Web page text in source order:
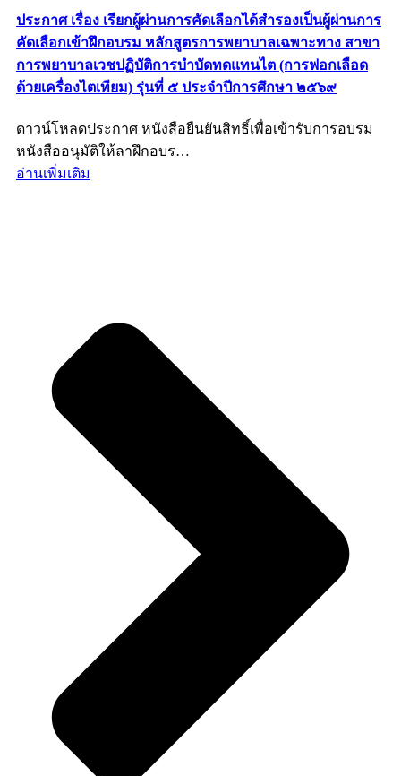
ประกาศ เรื่อง เรียกผู้ผ่านการคัดเลือกได้สำรองเป็นผู้ผ่านการ
คัดเลือกเข้าฝึกอบรม หลักสูตรการพยาบาลเฉพาะทาง สาขา
การพยาบาลเวชปฏิบัติการบำบัดทดแทนไต (การฟอกเลือด
ด้วยเครื่องไตเทียม) รุ่นที่ ๕ ประจำปีการศึกษา ๒๕๖๙
ดาวน์โหลดประกาศ หนังสือยืนยันสิทธิ์เพื่อเข้ารับการอบรม
หนังสืออนุมัติให้ลาฝึกอบร…
อ่านเพิ่มเติม